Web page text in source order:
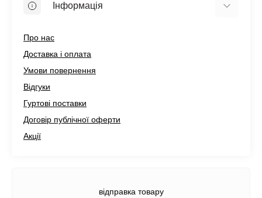
Інформація
Про нас
Доставка і оплата
Умови повернення
Відгуки
Гуртові поставки
Договір публічної оферти
Акції
відправка товару